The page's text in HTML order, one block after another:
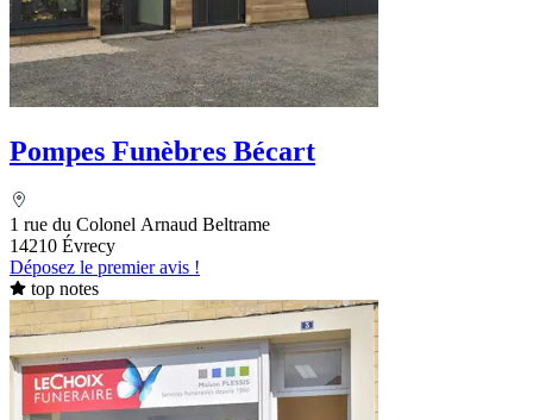
Pompes Funèbres Bécart
1 rue du Colonel Arnaud Beltrame
14210 Évrecy
Déposez le premier avis !
top notes